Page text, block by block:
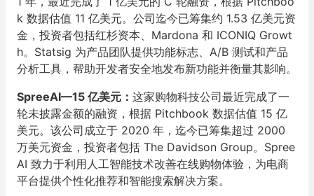
k 数据估值 11 亿美元。公司迄今已筹集约 1.53 亿美元资
金，投资者包括红杉资本、Mardona 和 ICONIQ Growt
h。Statsig 为产品团队提供功能标志、A/B 测试和产品
分析工具，帮助开发者安全地发布新功能并衡量其影响。
SpreeAI—15 亿美元： 这家购物科技公司最近完成了一
轮未披露金额的融资，根据 Pitchbook 数据估值 15 亿
美元。该公司成立于 2020 年，迄今已筹集超过 2000
万美元资金，投资者包括 The Davidson Group。Spree
AI 致力于利用人工智能技术改善在线购物体验，为电商
平台提供个性化推荐和智能搜索解决方案。